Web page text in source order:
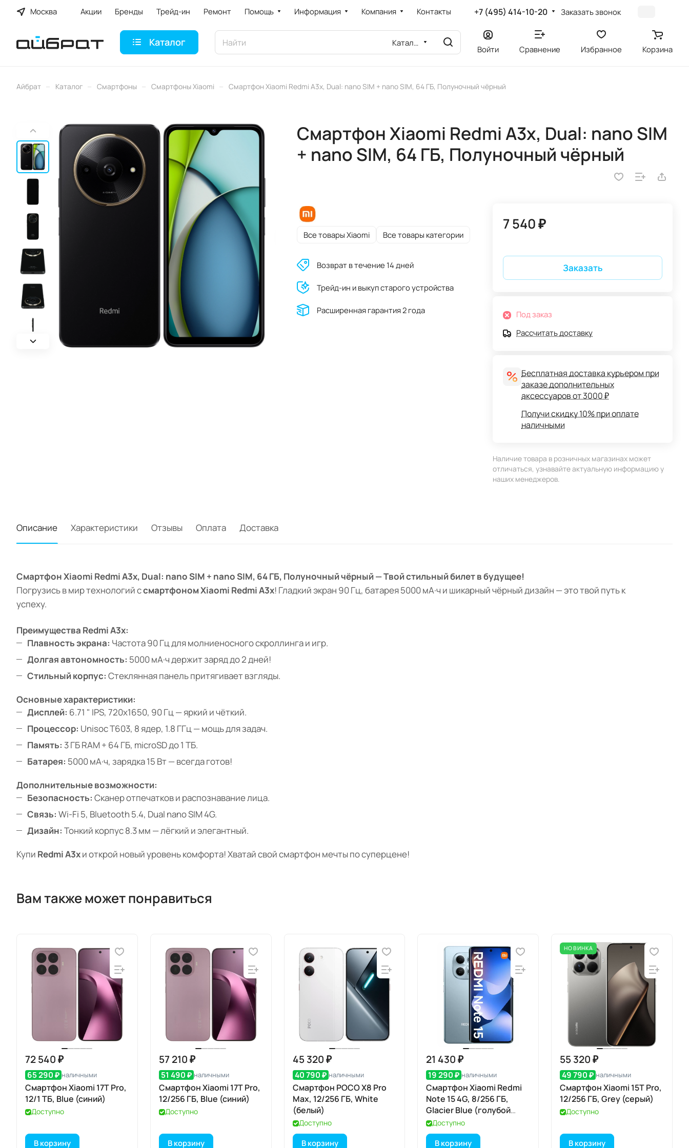
Москва Акции Бренды Трейд-ин Ремонт Помощь Информация Компания Контакты +7 (495) 414-10-20 Заказать звонок
Каталог Каталог
Войти Сравнение Избранное Корзина
Айбрат – Каталог – Смартфоны – Смартфоны Xiaomi – Смартфон Xiaomi Redmi A3x, Dual: nano SIM + nano SIM, 64 ГБ, Полуночный чёрный
Смартфон Xiaomi Redmi A3x, Dual: nano SIM
+ nano SIM, 64 ГБ, Полуночный чёрный
Все товары Xiaomi Все товары категории
Возврат в течение 14 дней
Трейд-ин и выкуп старого устройства
Расширенная гарантия 2 года
7 540 ₽
Заказать
Под заказ
Рассчитать доставку
Бесплатная доставка курьером при
заказе дополнительных
аксессуаров от 3000 ₽
Получи скидку 10% при оплате
наличными
Наличие товара в розничных магазинах может
отличаться, узнавайте актуальную информацию у
наших менеджеров.
Описание Характеристики Отзывы Оплата Доставка
Смартфон Xiaomi Redmi A3x, Dual: nano SIM + nano SIM, 64 ГБ, Полуночный чёрный — Твой стильный билет в будущее!
Погрузись в мир технологий ссмартфоном Xiaomi Redmi A3x! Гладкий экран 90 Гц, батарея 5000 мА·ч и шикарный чёрный дизайн — это твой путь к
успеху.
Преимущества Redmi A3x:
Плавность экрана: Частота 90 Гц для молниеносного скроллинга и игр.
Долгая автономность: 5000 мА·ч держит заряд до 2 дней!
Стильный корпус: Стеклянная панель притягивает взгляды.
Основные характеристики:
Дисплей: 6.71 " IPS, 720x1650, 90 Гц — яркий и чёткий.
Процессор: Unisoc T603, 8 ядер, 1.8 ГГц — мощь для задач.
Память: 3 ГБ RAM + 64 ГБ, microSD до 1 ТБ.
Батарея: 5000 мА·ч, зарядка 15 Вт — всегда готов!
Дополнительные возможности:
Безопасность: Сканер отпечатков и распознавание лица.
Связь: Wi-Fi 5, Bluetooth 5.4, Dual nano SIM 4G.
Дизайн: Тонкий корпус 8.3 мм — лёгкий и элегантный.
Купи Redmi A3xи открой новый уровень комфорта! Хватай свой смартфон мечты по суперцене!
Вам также может понравиться
72 540 ₽
65 290 ₽ наличными
Смартфон Xiaomi 17T Pro,
12/1 ТБ, Blue (синий)
Доступно
В корзину
57 210 ₽
51 490 ₽ наличными
Смартфон Xiaomi 17T Pro,
12/256 ГБ, Blue (синий)
Доступно
В корзину
45 320 ₽
40 790 ₽ наличными
Смартфон POCO X8 Pro
Max, 12/256 ГБ, White
(белый)
Доступно
В корзину
21 430 ₽
19 290 ₽ наличными
Смартфон Xiaomi Redmi
Note 15 4G, 8/256 ГБ,
Glacier Blue (голубой
лед)
Доступно
В корзину
НОВИНКА
55 320 ₽
49 790 ₽ наличными
Смартфон Xiaomi 15T Pro,
12/256 ГБ, Grey (серый)
Доступно
В корзину